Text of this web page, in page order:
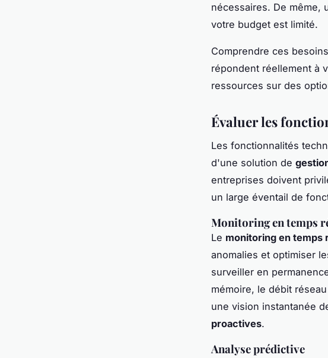
nécessaires. De même,
votre budget est limité.
Comprendre ces
répondent réellement à
ressources sur des
Évaluer les
Les fonctionnalités
d'une solution de
entreprises doivent
un large éventail de
Monitoring en temps
Le monitoring en temps
anomalies et optimiser
surveiller en
mémoire, le débit
une vision instantanée
proactives.
Analyse prédictive